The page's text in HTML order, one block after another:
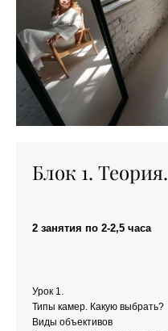
Блок 1. Теория.
2 занятия по 2-2,5 часа
Урок 1.
Типы камер. Какую выбрать?
Виды объективов